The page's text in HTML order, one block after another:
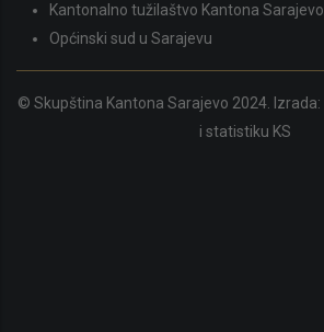
Kantonalno tužilaštvo Kantona Sarajevo
Općinski sud u Sarajevu
© Skupština Kantona Sarajevo 2024. Izrada:
i statistiku KS